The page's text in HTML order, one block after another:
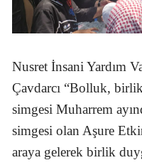
Nusret İnsani Yardım
Çavdarcı “Bolluk,
simgesi Muharrem
simgesi olan Aşure
araya gelerek birlik